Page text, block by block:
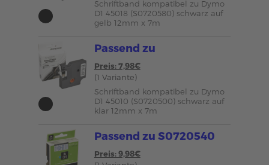
Schriftband kompatibel zu Dymo
D1 45018 (S0720580) schwarz auf
gelb 12mm x 7m
Passend zu
Preis: 7,98€
(1 Variante)
Schriftband kompatibel zu Dymo
D1 45010 (S0720500) schwarz auf
klar 12mm x 7m
Passend zu S0720540
Preis: 9,98€